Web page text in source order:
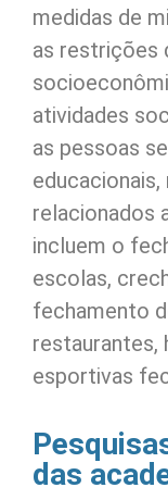
medidas de
as restrições
atividades
as pessoas
relacionados
incluem o
escolas,
fechamento
restaurantes,
esportivas
das